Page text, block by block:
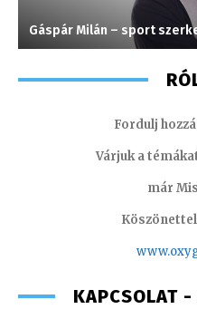
Gáspár Milán – sport
Fordulj
Várjuk a
már
KAPCSOLAT -